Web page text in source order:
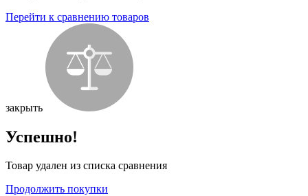
Перейти к сравнению товаров
закрыть
Успешно!
Товар удален из списка сравнения
Продолжить покупки